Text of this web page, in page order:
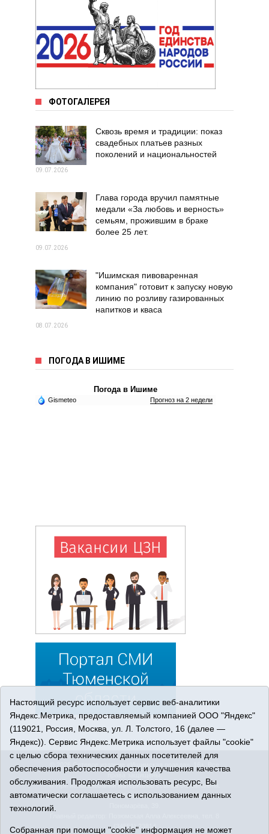
ФОТОГАЛЕРЕЯ
Сквозь время и традиции: показ
свадебных платьев разных
поколений и национальностей
09.07.2026
Глава города вручил памятные
медали «За любовь и верность»
семьям, прожившим в браке
более 25 лет.
09.07.2026
"Ишимская пивоваренная
компания" готовит к запуску новую
линию по розливу газированных
напитков и кваса
08.07.2026
ПОГОДА В ИШИМЕ
Погода в Ишиме
Gismeteo Прогноз на 2 недели
© 2026 Сетевое издание «Ишимская правда». 16+. Все
права защищены.
© При использовании материалов ссылка обязательна.
Адрес редакции: 627750 Тюменская область, г. Ишим, ул.
(34551) 23814
Настоящий ресурс использует сервис веб-аналитики
Яндекс.Метрика, предоставляемый компанией ООО "Яндекс"
(119021, Россия, Москва, ул. Л. Толстого, 16 (далее —
Яндекс)). Сервис Яндекс.Метрика использует файлы "cookie"
с целью сбора технических данных посетителей для
обеспечения работоспособности и улучшения качества
обслуживания. Продолжая использовать ресурс, Вы
автоматически соглашаетесь с использованием данных
технологий.
Собранная при помощи "cookie" информация не может